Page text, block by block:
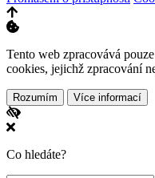
Tento web zpracovává
cookies, jejichž zpracování
Rozumím Více informací
Co hledáte?